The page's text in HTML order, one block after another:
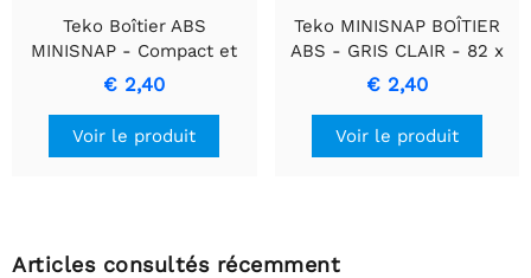
Teko Boîtier ABS
MINISNAP - Compact et
élégant
€ 2,40
Voir le produit
Teko MINISNAP BOÎTIER
ABS - GRIS CLAIR - 82 x
60 x 25 mm - (10005-B.5)
€ 2,40
Voir le produit
Articles consultés récemment